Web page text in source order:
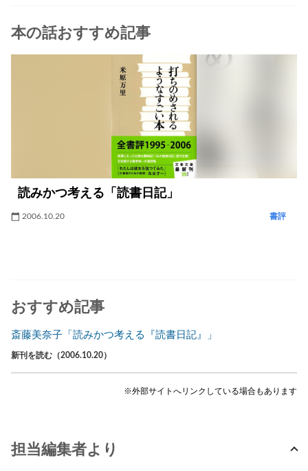
本の話おすすめ記事
読みかつ考える「読書日記」
2006.10.20 書評
おすすめ記事
斎藤美奈子「読みかつ考える『読書日記』」
新刊を読む（2006.10.20）
※外部サイトへリンクしている場合もあります
担当編集者より